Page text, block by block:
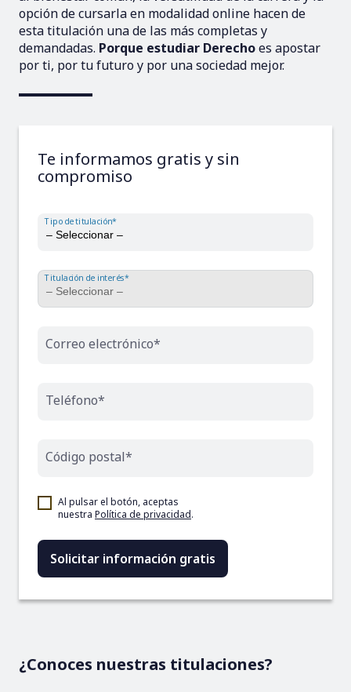
opción de cursarla en modalidad online hacen de
esta titulación una de las más completas y
demandadas. Porque estudiar Derechoes apostar
por ti, por tu futuro y por una sociedad mejor.
Te informamos gratis y sin
compromiso
Tipo de titulación*
Titulación de interés*
Correo electrónico*
Teléfono*
Código postal*
Al pulsar el botón, aceptas
nuestra Política de privacidad.
¿Conoces nuestras titulaciones?